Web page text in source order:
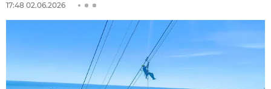
17:48 02.06.2026